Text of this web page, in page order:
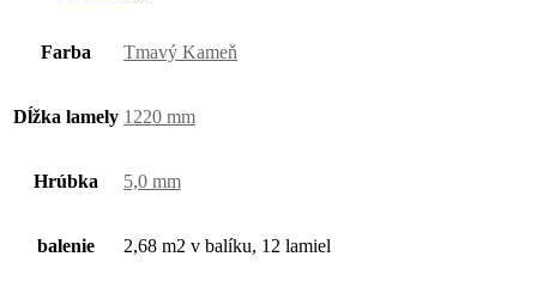
Farba Tmavý Kameň
Dĺžka lamely 1220 mm
Hrúbka 5,0 mm
balenie 2,68 m2 v balíku, 12 lamiel